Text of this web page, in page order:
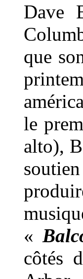
Dave
que
le
alto),
«
côtés